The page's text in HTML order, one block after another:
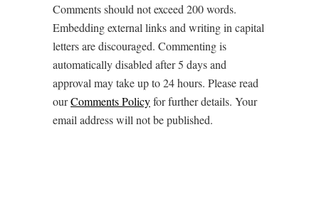
Comments should not exceed 200 words.
Embedding external links and writing in capital
letters are discouraged. Commenting is
automatically disabled after 5 days and
approval may take up to 24 hours. Please read
ourComments Policyfor further details. Your
email address will not be published.